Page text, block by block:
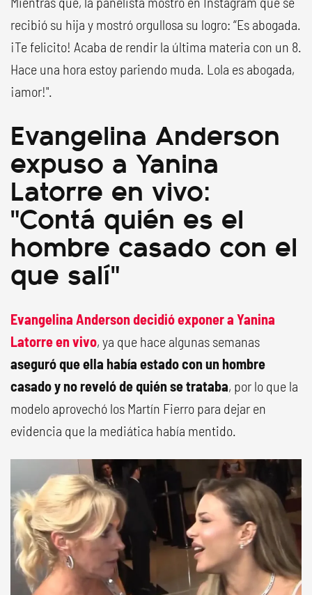
recibió su hija y mostró orgullosa su logro: “Es abogada.
¡Te felicito! Acaba de rendir la última materia con un 8.
Hace una hora estoy pariendo muda. Lola es abogada,
¡amor!".
Evangelina Anderson
expuso a Yanina
Latorre en vivo:
"Contá quién es el
hombre casado con el
que salí"
Evangelina Anderson decidió exponer a Yanina
Latorre en vivo, ya que hace algunas semanas
aseguró que ella había estado con un hombre
casado y no reveló de quién se trataba, por lo que la
modelo aprovechó los Martín Fierro para dejar en
evidencia que la mediática había mentido.